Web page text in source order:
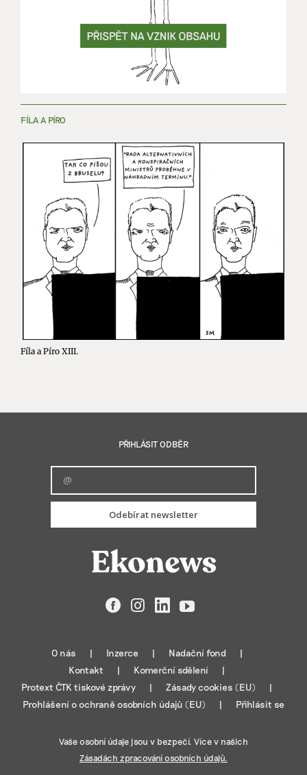
FÍLA A PÍRO
Fíla a Píro XIII.
PŘIHLÁSIT ODBĚR
Odebírat newsletter
FacebookInstagramLinkedIn
YouTube
O nás Inzerce
Nadační fond
Kontakt
Komerční sdělení
Protext ČTK tiskové zprávy
Zásady cookies (EU)
Prohlášení o ochraně osobních údajů (EU)
Přihlásit se
Vaše osobní údaje jsou v bezpečí. Více v našich
Zásadách zpracování osobních údajů.